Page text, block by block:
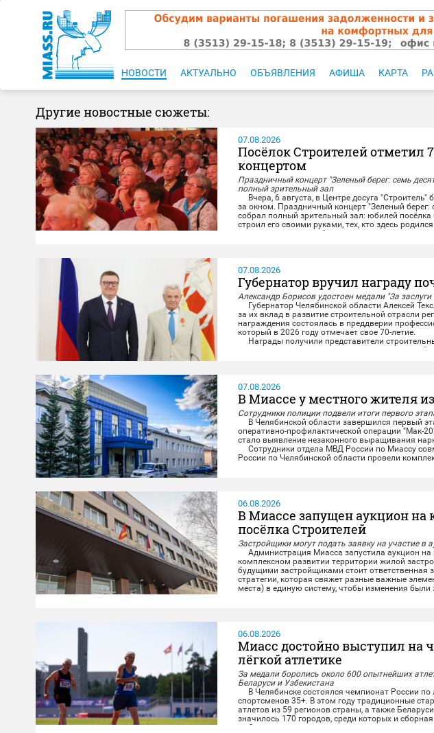
НОВОСТИ АКТУАЛЬНО ОБЪЯВЛЕНИЯ АФИША КАРТА
Другие новостные сюжеты:
07.08.2026
Посёлок Строителей отметил
концертом
Праздничный концерт "Зеленый берег: семь
полный зрительный зал
Вчера, 6 августа, в Центре досуга "Строитель"
за окном. Праздничный концерт "Зеленый берег:
собрал полный зрительный зал: юбилей посёлка
строил его своими руками, тех, кто здесь
свою историю на этой земле.
07.08.2026
Губернатор вручил награду
Александр Борисов удостоен медали "За
Губернатор Челябинской области Алексей
за их вклад в развитие строительной отрасли
награждения состоялась в преддверии
который в 2026 году отмечает свое 70-летие.
Награды получили представители
министерства и подведомственных учреждений
07.08.2026
В Миассе у местного жителя
Сотрудники полиции подвели итоги первого
В Челябинской области завершился первый
оперативно-профилактической операции "Мак-
стало выявление незаконного выращивания
Сотрудники отдела МВД России по Миассу
России по Челябинской области провели
06.08.2026
В Миассе запущен аукцион на
посёлка Строителей
Застройщики могут подать заявку на участие в
Администрация Миасса запустила аукцион на
комплексном развитии территории жилой
будущими застройщиками стоит ответственная
стратегии, которая свяжет разные важные
места) в единую систему, чтобы изменения
06.08.2026
Миасс достойно выступил на
лёгкой атлетике
За медали боролись около 600 опытнейших
Беларуси и Узбекистана
В Челябинске состоялся чемпионат России по
спортсменов 35+. В этом году традиционные
атлетов из 59 регионов страны, а также
значилось 170 городов, среди которых и
Опытные миасские лёгкоатлеты показали